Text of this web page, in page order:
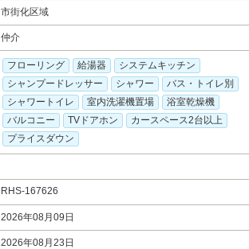
市街化区域
仲介
フローリング 給湯器
システムキッチン
シャンプードレッサー
シャワー
バス・トイレ別
シャワートイレ
室内洗濯機置場
浴室乾燥機
バルコニー
TVドアホン
カースペース2台以上
プライスダウン
RHS-167626
2026年08月09日
2026年08月23日